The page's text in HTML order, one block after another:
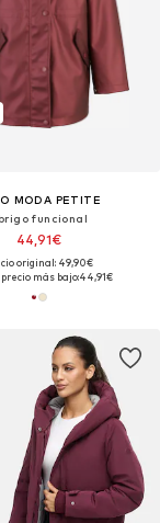
MODA PETITE
funcional
44,91€
original: 49,90€
más bajo:44,91€